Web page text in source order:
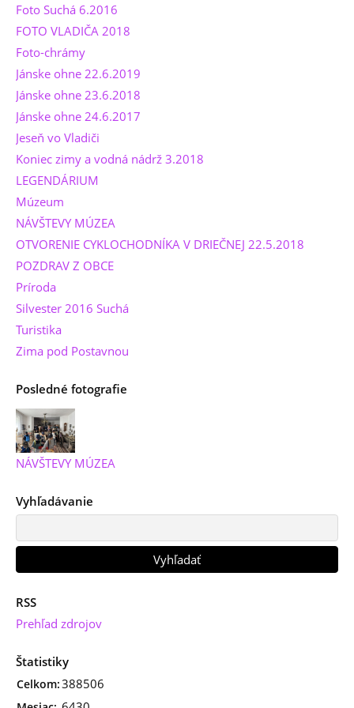
Foto Suchá 6.2016
FOTO VLADIČA 2018
Foto-chrámy
Jánske ohne 22.6.2019
Jánske ohne 23.6.2018
Jánske ohne 24.6.2017
Jeseň vo Vladiči
Koniec zimy a vodná nádrž 3.2018
LEGENDÁRIUM
Múzeum
NÁVŠTEVY MÚZEA
OTVORENIE CYKLOCHODNÍKA V DRIEČNEJ 22.5.2018
POZDRAV Z OBCE
Príroda
Silvester 2016 Suchá
Turistika
Zima pod Postavnou
Posledné fotografie
NÁVŠTEVY MÚZEA
Vyhľadávanie
RSS
Prehľad zdrojov
Štatistiky
Celkom:388506